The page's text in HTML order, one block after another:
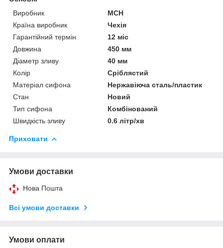
Виробник
MCH
Країна виробник
Чехія
Гарантійний термін
12 міс
Довжина
450 мм
Діаметр зливу
40 мм
Колір
Сріблястий
Матеріал сифона
Нержавіюча сталь/пластик
Стан
Новий
Тип сифона
Комбінований
Швидкість зливу
0.6 літр/хв
Приховати
Умови доставки
Нова Пошта
Всі умови доставки
Умови оплати